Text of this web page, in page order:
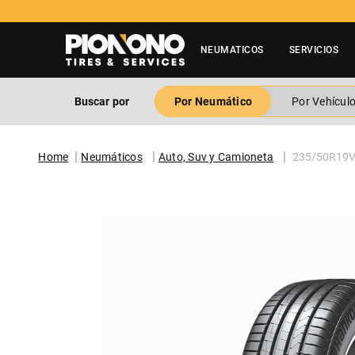
NEUMATICOS SERVICIOS
Buscar por Por Neumático Por Vehículo
Neumáticos Auto, Suv y Camioneta 235/